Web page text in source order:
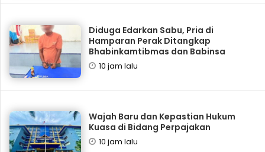
Diduga Edarkan Sabu, Pria di
Hamparan Perak Ditangkap
Bhabinkamtibmas dan Babinsa
10 jam lalu
Wajah Baru dan Kepastian Hukum
Kuasa di Bidang Perpajakan
10 jam lalu